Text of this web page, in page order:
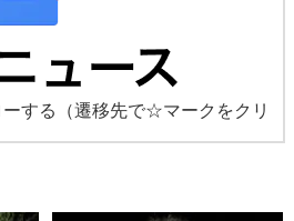
する
（遷移先で☆マークをクリ